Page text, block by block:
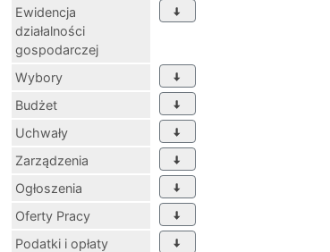
Ewidencja
działalności
gospodarczej
Wybory
Budżet
Uchwały
Zarządzenia
Ogłoszenia
Oferty Pracy
Podatki i opłaty